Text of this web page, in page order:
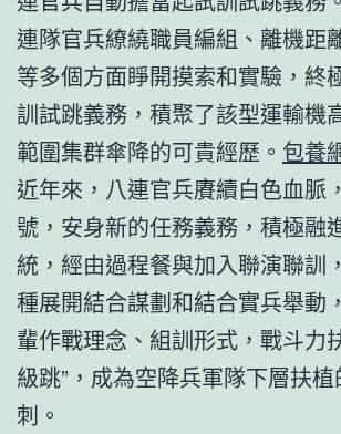
連隊官兵繚繞職員編組、離機距
等多個方面睜開摸索和實驗，終
訓試跳義務，積聚了該型運輸機
範圍集群傘降的可貴經歷。 包養
近年來，八連官兵賡續白色血脈
號，安身新的任務義務，積極融
統，經由過程餐與加入聯演聯訓
種展開結合謀劃和結合實兵舉動
輩作戰理念、組訓形式，戰斗力
級跳”，成為空降兵軍隊下層扶
刺。